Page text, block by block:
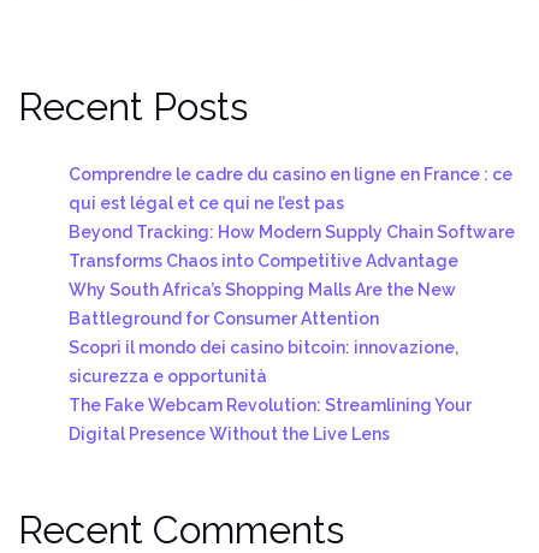
Recent Posts
Comprendre le cadre du casino en ligne en France : ce
qui est légal et ce qui ne l’est pas
Beyond Tracking: How Modern Supply Chain Software
Transforms Chaos into Competitive Advantage
Why South Africa’s Shopping Malls Are the New
Battleground for Consumer Attention
Scopri il mondo dei casino bitcoin: innovazione,
sicurezza e opportunità
The Fake Webcam Revolution: Streamlining Your
Digital Presence Without the Live Lens
Recent Comments